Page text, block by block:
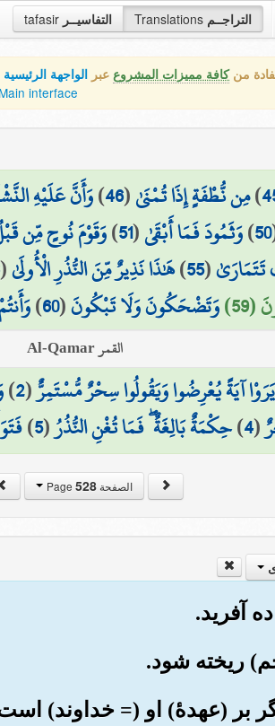
tafasir التفاسيــر Translations التراجــم
منكافة مميزات المشروع عبر الواجهة الرئيسية
Main interface
)مِن نُّطْفَةٍ إِذَا تُمْنَىٰ(
46
)وَأَنَّ عَلَيْهِ
50
)وَثَمُودَ فَمَا أَبْقَىٰ(
51
)وَقَوْمَ نُوحٍ مِّن
تَتَمَارَىٰ(
55
)هَٰذَا نَذِيرٌ مِّنَ النُّذُرِ الْأُولَىٰ(
وَتَضْحَكُونَ وَلَا تَبْكُونَ(
60
)
القمر Al-Qamar
آيَةً يُعْرِضُوا وَيَقُولُوا سِحْرٌ مُّسْتَمِرٌّ(
2
)
(
4
)حِكْمَةٌ بَالِغَةٌ ۖ فَمَا تُغْنِ النُّذُرُ(
5
)
الصفحة Page528